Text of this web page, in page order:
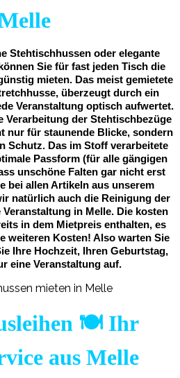
Stehtischhussen oder elegante
Sie für fast jeden Tisch die
mieten. Das meist gemietete
überzeugt durch ein
Veranstaltung optisch aufwertet.
Verarbeitung der Stehtischbezüge
nur für staunende Blicke, sondern
Schutz. Das im Stoff verarbeitete
Passform (für alle gängigen
unschöne Falten gar nicht erst
bei allen Artikeln aus unserem
natürlich auch die Reinigung der
in Melle. Die kosten
in dem Mietpreis enthalten, es
weiteren Kosten! Also warten Sie
Ihre Hochzeit, Ihren Geburtstag,
eine Veranstaltung auf.
🍽️ Ihr
aus Melle